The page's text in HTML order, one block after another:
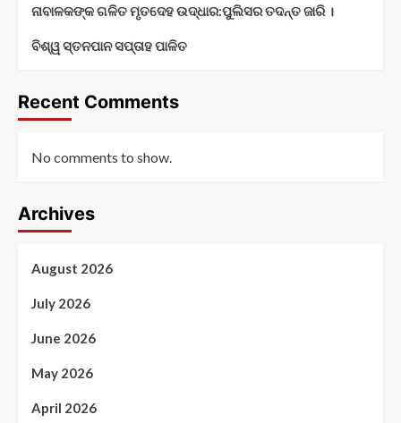
ନାବାଳକଙ୍କ ଗଳିତ ମୃତଦେହ ଉଦ୍ଧାର:ପୁଲିସର ତଦନ୍ତ ଜାରି ।
ବିଶ୍ୱ ସ୍ତନପାନ ସପ୍ତାହ ପାଳିତ
Recent Comments
No comments to show.
Archives
August 2026
July 2026
June 2026
May 2026
April 2026